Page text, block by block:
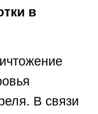
в
В связи